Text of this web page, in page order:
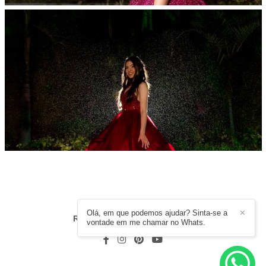
RODRIGO MOURA/CONTATO
✕
Olá, em que podemos ajudar? Sinta-se a
vontade em me chamar no Whats.